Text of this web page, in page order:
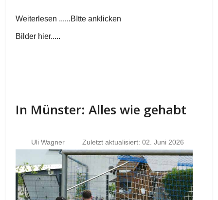
Weiterlesen ......BItte anklicken
Bilder hier.....
In Münster: Alles wie gehabt
Uli Wagner Zuletzt aktualisiert: 02. Juni 2026